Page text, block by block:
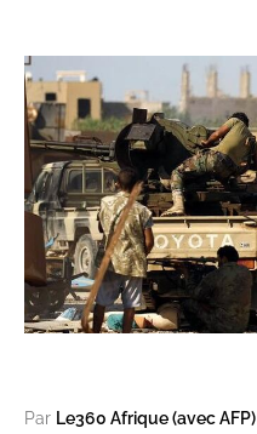
Par Le360 Afrique (avec AFP)